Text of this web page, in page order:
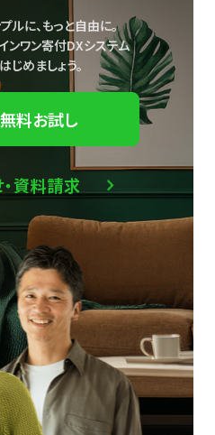
ルに、もっと自由に。
ンワン寄付DXシステム
じめましょう。
料お試し
資料請求